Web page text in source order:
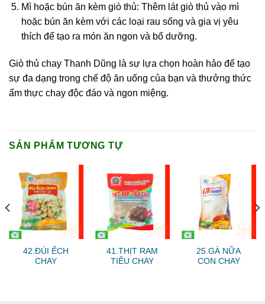
Mì hoặc bún ăn kèm giò thủ: Thêm lát giò thủ vào mì
hoặc bún ăn kèm với các loại rau sống và gia vị yêu
thích để tạo ra món ăn ngon và bổ dưỡng.
Giò thủ chay Thanh Dũng là sự lựa chọn hoàn hảo để tạo
sự đa dạng trong chế độ ăn uống của bạn và thưởng thức
ẩm thực chay độc đáo và ngon miệng.
SẢN PHẨM TƯƠNG TỰ
42.ĐÙI ẾCH
CHAY
41.THỊT RAM
TIÊU CHAY
25.GÀ NỮA
CON CHAY